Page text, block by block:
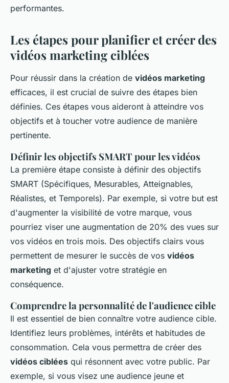
performantes.
Les étapes pour planifier et créer des
vidéos marketing ciblées
Pour réussir dans la création de vidéos marketing
efficaces, il est crucial de suivre des étapes bien
définies. Ces étapes vous aideront à atteindre vos
objectifs et à toucher votre audience de manière
pertinente.
Définir les objectifs SMART pour les vidéos
La première étape consiste à définir des objectifs
SMART (Spécifiques, Mesurables, Atteignables,
Réalistes, et Temporels). Par exemple, si votre but est
d'augmenter la visibilité de votre marque, vous
pourriez viser une augmentation de 20% des vues sur
vos vidéos en trois mois. Des objectifs clairs vous
permettent de mesurer le succès de vos vidéos
marketing et d'ajuster votre stratégie en
conséquence.
Comprendre la personnalité de l'audience cible
Il est essentiel de bien connaître votre audience cible.
Identifiez leurs problèmes, intérêts et habitudes de
consommation. Cela vous permettra de créer des
vidéos ciblées qui résonnent avec votre public. Par
exemple, si vous visez une audience jeune et